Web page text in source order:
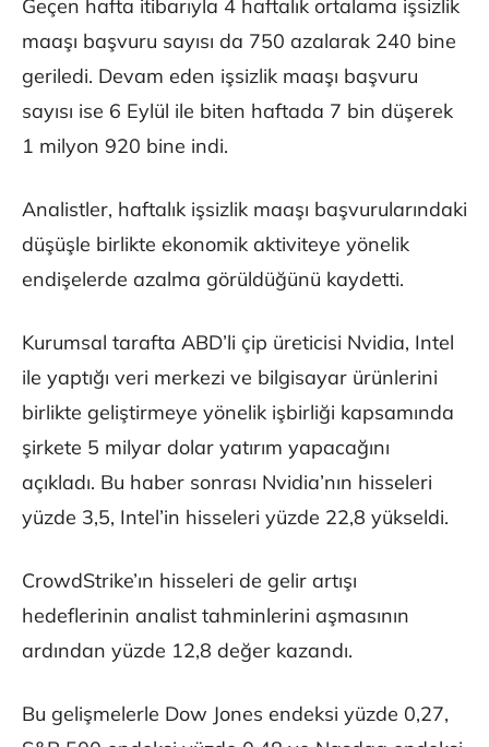
Geçen hafta itibarıyla 4 haftalık ortalama işsizlik
maaşı başvuru sayısı da 750 azalarak 240 bine
geriledi. Devam eden işsizlik maaşı başvuru
sayısı ise 6 Eylül ile biten haftada 7 bin düşerek
1 milyon 920 bine indi.
Analistler, haftalık işsizlik maaşı başvurularındaki
düşüşle birlikte ekonomik aktiviteye yönelik
endişelerde azalma görüldüğünü kaydetti.
Kurumsal tarafta ABD’li çip üreticisi Nvidia, Intel
ile yaptığı veri merkezi ve bilgisayar ürünlerini
birlikte geliştirmeye yönelik işbirliği kapsamında
şirkete 5 milyar dolar yatırım yapacağını
açıkladı. Bu haber sonrası Nvidia’nın hisseleri
yüzde 3,5, Intel’in hisseleri yüzde 22,8 yükseldi.
CrowdStrike’ın hisseleri de gelir artışı
hedeflerinin analist tahminlerini aşmasının
ardından yüzde 12,8 değer kazandı.
Bu gelişmelerle Dow Jones endeksi yüzde 0,27,